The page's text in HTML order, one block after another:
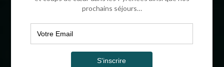
64320 OUSSE FRANCE
SIRET : 504 754 953 00017